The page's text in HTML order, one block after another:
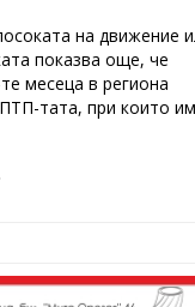
на движение
показва още, че
месеца в региона
тата, при които